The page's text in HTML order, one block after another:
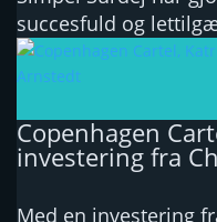
succesfuld og
Copenhagen
investering fra
Med en investering